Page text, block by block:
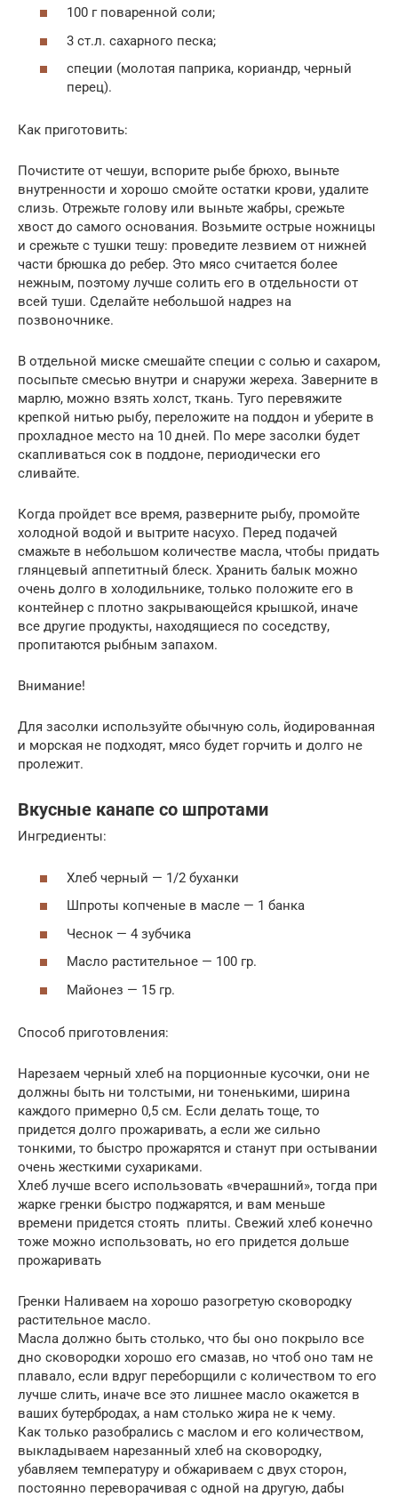
100 г поваренной соли;
3 ст.л. сахарного песка;
специи (молотая паприка, кориандр, черный
перец).
Как приготовить:
Почистите от чешуи, вспорите рыбе брюхо, выньте
внутренности и хорошо смойте остатки крови, удалите
слизь. Отрежьте голову или выньте жабры, срежьте
хвост до самого основания. Возьмите острые ножницы
и срежьте с тушки тешу: проведите лезвием от нижней
части брюшка до ребер. Это мясо считается более
нежным, поэтому лучше солить его в отдельности от
всей туши. Сделайте небольшой надрез на
позвоночнике.
В отдельной миске смешайте специи с солью и сахаром,
посыпьте смесью внутри и снаружи жереха. Заверните в
марлю, можно взять холст, ткань. Туго перевяжите
крепкой нитью рыбу, переложите на поддон и уберите в
прохладное место на 10 дней. По мере засолки будет
скапливаться сок в поддоне, периодически его
сливайте.
Когда пройдет все время, разверните рыбу, промойте
холодной водой и вытрите насухо. Перед подачей
смажьте в небольшом количестве масла, чтобы придать
глянцевый аппетитный блеск. Хранить балык можно
очень долго в холодильнике, только положите его в
контейнер с плотно закрывающейся крышкой, иначе
все другие продукты, находящиеся по соседству,
пропитаются рыбным запахом.
Внимание!
Для засолки используйте обычную соль, йодированная
и морская не подходят, мясо будет горчить и долго не
пролежит.
Вкусные канапе со шпротами
Ингредиенты:
Хлеб черный — 1/2 буханки
Шпроты копченые в масле — 1 банка
Чеснок — 4 зубчика
Масло растительное — 100 гр.
Майонез — 15 гр.
Способ приготовления:
Нарезаем черный хлеб на порционные кусочки, они не
должны быть ни толстыми, ни тоненькими, ширина
каждого примерно 0,5 см. Если делать тоще, то
придется долго прожаривать, а если же сильно
тонкими, то быстро прожарятся и станут при остывании
очень жесткими сухариками.
Хлеб лучше всего использовать «вчерашний», тогда при
жарке гренки быстро поджарятся, и вам меньше
времени придется стоять плиты. Свежий хлеб конечно
тоже можно использовать, но его придется дольше
прожаривать
Гренки Наливаем на хорошо разогретую сковородку
растительное масло.
Масла должно быть столько, что бы оно покрыло все
дно сковородки хорошо его смазав, но чтоб оно там не
плавало, если вдруг переборщили с количеством то его
лучше слить, иначе все это лишнее масло окажется в
ваших бутербродах, а нам столько жира не к чему.
Как только разобрались с маслом и его количеством,
выкладываем нарезанный хлеб на сковородку,
убавляем температуру и обжариваем с двух сторон,
постоянно переворачивая с одной на другую, дабы